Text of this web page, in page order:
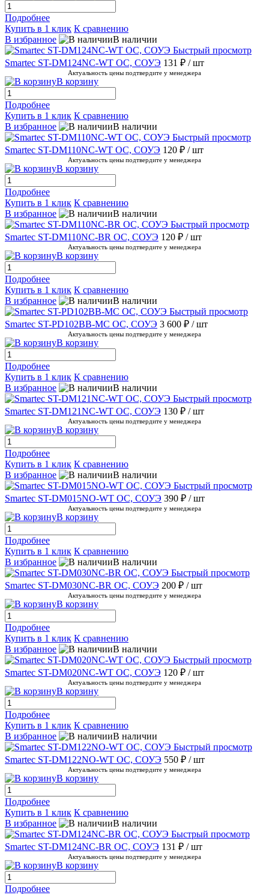
Подробнее
Купить в 1 клик К сравнению
В избранное
В наличии
Быстрый просмотр
Smartec ST-DM124NC-WT ОС, СОУЭ 131 ₽ / шт
Актуальность цены подтвердите у менеджера
В корзину
Подробнее
Купить в 1 клик К сравнению
В избранное
В наличии
Быстрый просмотр
Smartec ST-DM110NC-WT ОС, СОУЭ 120 ₽ / шт
Актуальность цены подтвердите у менеджера
В корзину
Подробнее
Купить в 1 клик К сравнению
В избранное
В наличии
Быстрый просмотр
Smartec ST-DM110NC-BR ОС, СОУЭ 120 ₽ / шт
Актуальность цены подтвердите у менеджера
В корзину
Подробнее
Купить в 1 клик К сравнению
В избранное
В наличии
Быстрый просмотр
Smartec ST-PD102BB-MC ОС, СОУЭ 3 600 ₽ / шт
Актуальность цены подтвердите у менеджера
В корзину
Подробнее
Купить в 1 клик К сравнению
В избранное
В наличии
Быстрый просмотр
Smartec ST-DM121NC-WT ОС, СОУЭ 130 ₽ / шт
Актуальность цены подтвердите у менеджера
В корзину
Подробнее
Купить в 1 клик К сравнению
В избранное
В наличии
Быстрый просмотр
Smartec ST-DM015NO-WT ОС, СОУЭ 390 ₽ / шт
Актуальность цены подтвердите у менеджера
В корзину
Подробнее
Купить в 1 клик К сравнению
В избранное
В наличии
Быстрый просмотр
Smartec ST-DM030NC-BR ОС, СОУЭ 200 ₽ / шт
Актуальность цены подтвердите у менеджера
В корзину
Подробнее
Купить в 1 клик К сравнению
В избранное
В наличии
Быстрый просмотр
Smartec ST-DM020NC-WT ОС, СОУЭ 120 ₽ / шт
Актуальность цены подтвердите у менеджера
В корзину
Подробнее
Купить в 1 клик К сравнению
В избранное
В наличии
Быстрый просмотр
Smartec ST-DM122NO-WT ОС, СОУЭ 550 ₽ / шт
Актуальность цены подтвердите у менеджера
В корзину
Подробнее
Купить в 1 клик К сравнению
В избранное
В наличии
Быстрый просмотр
Smartec ST-DM124NC-BR ОС, СОУЭ 131 ₽ / шт
Актуальность цены подтвердите у менеджера
В корзину
Подробнее